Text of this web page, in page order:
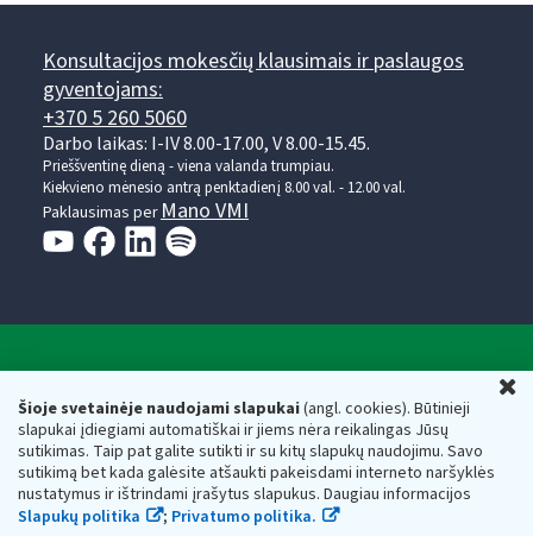
Šioje svetainėje naudojami slapukai(angl. cookies). Būtinieji
slapukai įdiegiami automatiškai ir jiems nėra reikalingas Jūsų
sutikimas. Taip pat galite sutikti ir su kitų slapukų naudojimu. Savo
sutikimą bet kada galėsite atšaukti pakeisdami interneto naršyklės
nustatymus ir ištrindami įrašytus slapukus. Daugiau informacijos
Slapukų politika
; Privatumo politika.
Konsultacijos mokesčių klausimais ir paslaugos
gyventojams:
+370 5 260 5060
Darbo laikas: I-IV 8.00-17.00, V 8.00-15.45.
Prieššventinę dieną - viena valanda trumpiau.
Kiekvieno mėnesio antrą penktadienį 8.00 val. - 12.00 val.
Paklausimas per Mano VMI
Respublikos finansų ministerijos
Biudžetinė įstaiga. Juridinio asmens kodas — 188659752,
adresas: Vasario 16-osios g. 14, 01107 Vilnius, Lietuva, el.paštas:
vmi@vmi.lt, E. pristatymo dėžutės adresas 188659752
Duomenys apie Valstybinę mokesčių inspekciją prie Lietuvos
Respublikos finansų ministerijos kaupiami ir saugomi Juridinių